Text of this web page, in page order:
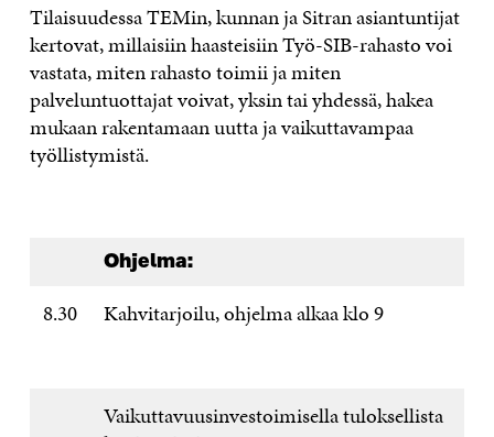
Tilaisuudessa TEMin, kunnan ja Sitran asiantuntijat
kertovat, millaisiin haasteisiin Työ-SIB-rahasto voi
vastata, miten rahasto toimii ja miten
palveluntuottajat voivat, yksin tai yhdessä, hakea
mukaan rakentamaan uutta ja vaikuttavampaa
työllistymistä.
Ohjelma:
8.30 Kahvitarjoilu, ohjelma alkaa klo 9
Vaikuttavuusinvestoimisella tuloksellista